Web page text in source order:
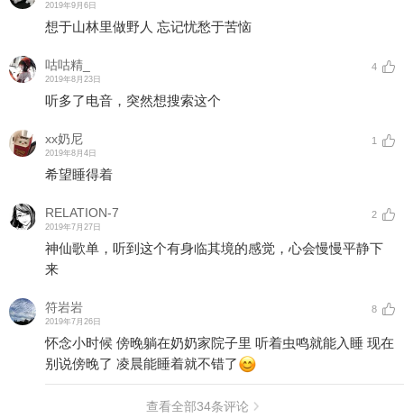
2019年9月6日
想于山林里做野人 忘记忧愁于苦恼
咕咕精_
2019年8月23日
4
听多了电音，突然想搜索这个
xx奶尼
2019年8月4日
1
希望睡得着
RELATION-7
2019年7月27日
2
神仙歌单，听到这个有身临其境的感觉，心会慢慢平静下
来
符岩岩
2019年7月26日
8
怀念小时候 傍晚躺在奶奶家院子里 听着虫鸣就能入睡 现在
别说傍晚了 凌晨能睡着就不错了
查看全部34条评论